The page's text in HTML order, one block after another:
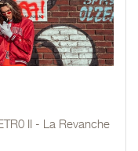
II - La Revanche